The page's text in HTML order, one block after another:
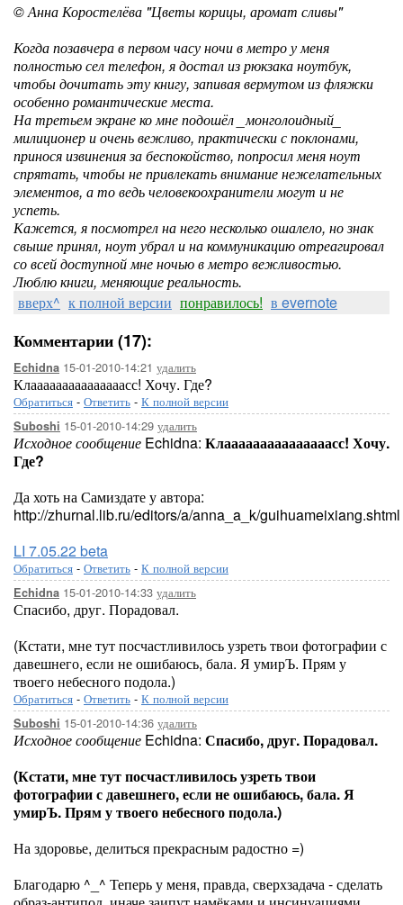
© Анна Коростелёва "Цветы корицы, аромат сливы"
Когда позавчера в первом часу ночи в метро у меня
полностью сел телефон, я достал из рюкзака ноутбук,
чтобы дочитать эту книгу, запивая вермутом из фляжки
особенно романтические места.
На третьем экране ко мне подошёл _монголоидный_
милиционер и очень вежливо, практически с поклонами,
принося извинения за беспокойство, попросил меня ноут
спрятать, чтобы не привлекать внимание нежелательных
элементов, а то ведь человекоохранители могут и не
успеть.
Кажется, я посмотрел на него несколько ошалело, но знак
свыше принял, ноут убрал и на коммуникацию отреагировал
со всей доступной мне ночью в метро вежливостью.
Люблю книги, меняющие реальность.
вверх^ к полной версии понравилось! в evernote
Комментарии (17):
Echidna 15-01-2010-14:21 удалить
Клааааааааааааааасс! Хочу. Где?
Обратиться - Ответить - К полной версии
Suboshi 15-01-2010-14:29 удалить
Исходное сообщение Echidna: Клааааааааааааааасс! Хочу.
Где?
Да хоть на Самиздате у автора:
http://zhurnal.lib.ru/editors/a/anna_a_k/guihuameixiang.shtml
LI 7.05.22 beta
Обратиться - Ответить - К полной версии
Echidna 15-01-2010-14:33 удалить
Спасибо, друг. Порадовал.
(Кстати, мне тут посчастливилось узреть твои фотографии с
давешнего, если не ошибаюсь, бала. Я умирЪ. Прям у
твоего небесного подола.)
Обратиться - Ответить - К полной версии
Suboshi 15-01-2010-14:36 удалить
Исходное сообщение Echidna: Спасибо, друг. Порадовал.
(Кстати, мне тут посчастливилось узреть твои
фотографии с давешнего, если не ошибаюсь, бала. Я
умирЪ. Прям у твоего небесного подола.)
На здоровье, делиться прекрасным радостно =)
Благодарю ^_^ Теперь у меня, правда, сверхзадача - сделать